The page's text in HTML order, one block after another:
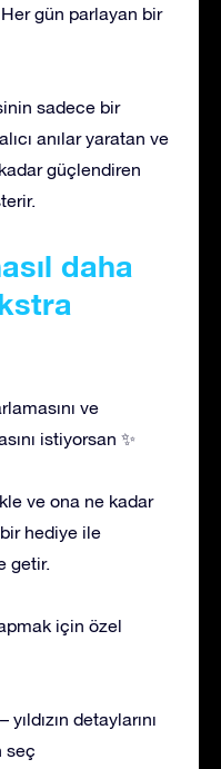
gün parlayan bir
sadece bir
anılar yaratan ve
güçlendiren
daha
ve
istiyorsan ✨
ve ona ne kadar
hediye ile
getir.
için özel
detaylarını
seç